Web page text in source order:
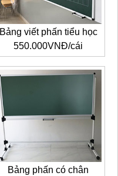
Bảng viết phấn tiểu học
550.000VNĐ/cái
Bảng phấn có chân